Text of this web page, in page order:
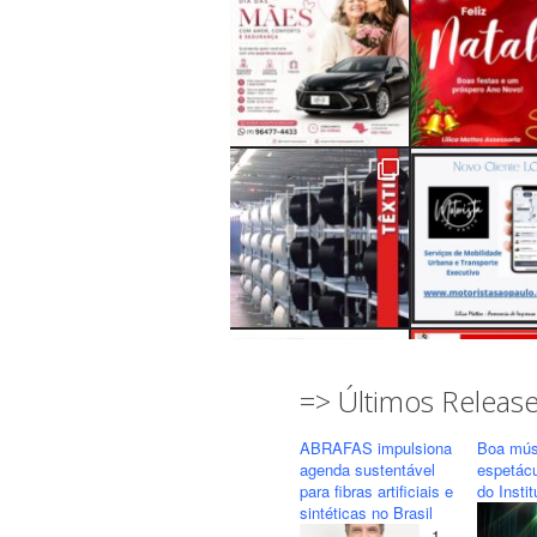
=> Últimos
ABRAFAS impulsiona
agenda sustentável
para fibras artificiais e
sintéticas no Brasil
Boa
do